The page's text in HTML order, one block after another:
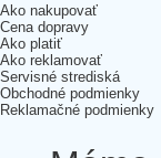
Ako nakupovať
Cena dopravy
Ako platiť
Ako reklamovať
Servisné strediská
Obchodné podmienky
Reklamačné podmienky